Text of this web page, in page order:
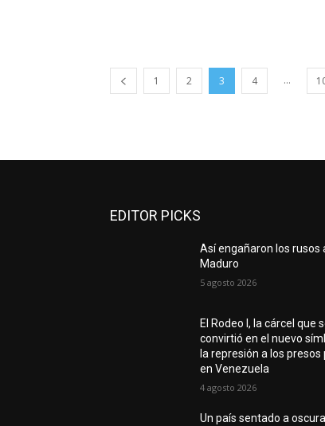
1 2 3 4 ...
EDITOR PICKS
Así engañaron los rusos
Maduro
5 agosto 2026
El Rodeo I, la cárcel que
convirtió en el nuevo
la represión a los presos
en Venezuela
4 agosto 2026
Un país sentado a